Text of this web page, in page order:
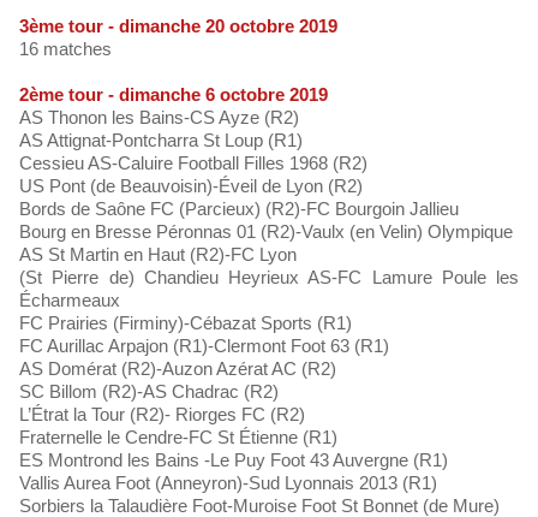
3ème tour - dimanche 20 octobre 2019
16 matches
2ème tour - dimanche 6 octobre 2019
AS Thonon les Bains-CS Ayze (R2)
AS Attignat-Pontcharra St Loup (R1)
Cessieu AS-Caluire Football Filles 1968 (R2)
US Pont (de Beauvoisin)-Éveil de Lyon (R2)
Bords de Saône FC (Parcieux) (R2)-FC Bourgoin Jallieu
Bourg en Bresse Péronnas 01 (R2)-Vaulx (en Velin) Olympique
AS St Martin en Haut (R2)-FC Lyon
(St Pierre de) Chandieu Heyrieux AS-FC Lamure Poule les
Écharmeaux
FC Prairies (Firminy)-Cébazat Sports (R1)
FC Aurillac Arpajon (R1)-Clermont Foot 63 (R1)
AS Domérat (R2)-Auzon Azérat AC (R2)
SC Billom (R2)-AS Chadrac (R2)
L’Étrat la Tour (R2)- Riorges FC (R2)
Fraternelle le Cendre-FC St Étienne (R1)
ES Montrond les Bains -Le Puy Foot 43 Auvergne (R1)
Vallis Aurea Foot (Anneyron)-Sud Lyonnais 2013 (R1)
Sorbiers la Talaudière Foot-Muroise Foot St Bonnet (de Mure)